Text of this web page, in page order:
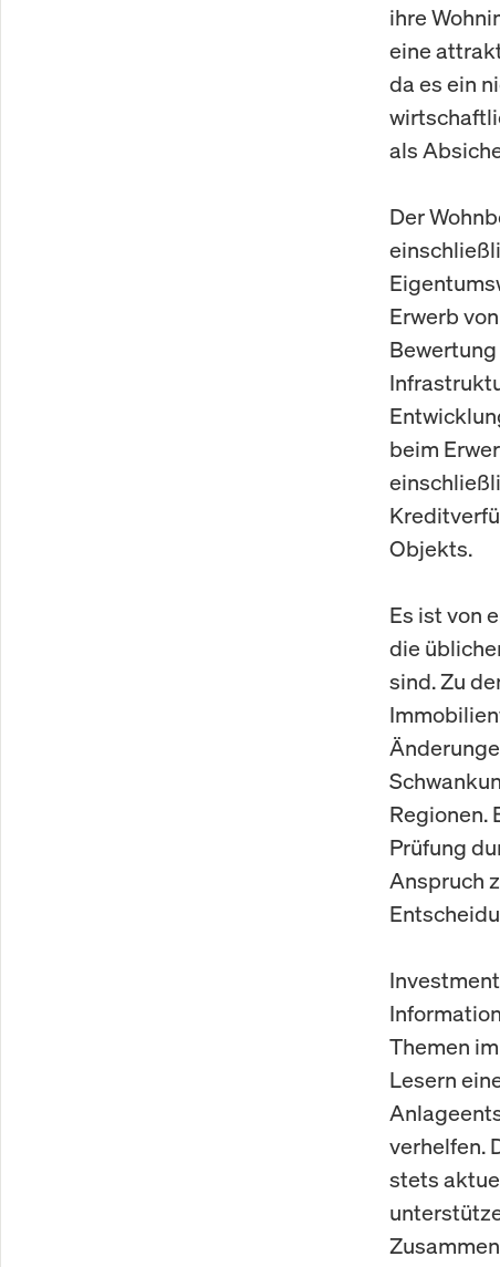
ihre
eine
da es ein
als
Der
Erwerb
beim
Objekts.
Es ist von
die
sind. Zu
Regionen.
Prüfung
Anspruch
Themen
Lesern
verhelfen.
stets